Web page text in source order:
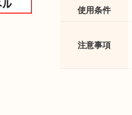
使用条件
注意事項